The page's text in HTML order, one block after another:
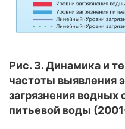
Рис. 3. Динамика и
частоты выявления
загрязнения водных
питьевой воды